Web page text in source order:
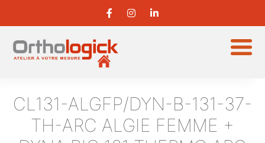
CL131-ALGFP/DYN-B-131-37-
TH-ARC ALGIE FEMME +